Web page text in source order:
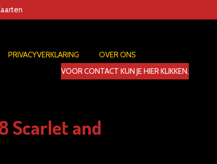
PRIVACYVERKLARING
OVER ONS
VOOR CONTACT KUN JE HIER KLIKKEN.
Scarlet and